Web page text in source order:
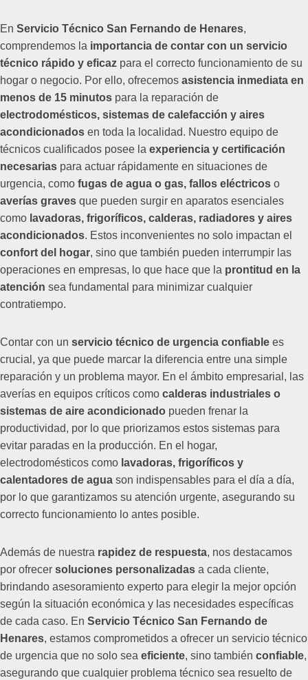
En Servicio Técnico San Fernando de Henares,
comprendemos la importancia de contar con un servicio
técnico rápido y eficaz para el correcto funcionamiento de su
hogar o negocio. Por ello, ofrecemos asistencia inmediata en
menos de 15 minutos para la reparación de
electrodomésticos, sistemas de calefacción y aires
acondicionados en toda la localidad. Nuestro equipo de
técnicos cualificados posee la experiencia y certificación
necesarias para actuar rápidamente en situaciones de
urgencia, como fugas de agua o gas, fallos eléctricos o
averías graves que pueden surgir en aparatos esenciales
como lavadoras, frigoríficos, calderas, radiadores y aires
acondicionados. Estos inconvenientes no solo impactan el
confort del hogar, sino que también pueden interrumpir las
operaciones en empresas, lo que hace que la prontitud en la
atención sea fundamental para minimizar cualquier
contratiempo.
Contar con un servicio técnico de urgencia confiable es
crucial, ya que puede marcar la diferencia entre una simple
reparación y un problema mayor. En el ámbito empresarial, las
averías en equipos críticos como calderas industriales o
sistemas de aire acondicionado pueden frenar la
productividad, por lo que priorizamos estos sistemas para
evitar paradas en la producción. En el hogar,
electrodomésticos como lavadoras, frigoríficos y
calentadores de agua son indispensables para el día a día,
por lo que garantizamos su atención urgente, asegurando su
correcto funcionamiento lo antes posible.
Además de nuestra rapidez de respuesta, nos destacamos
por ofrecer soluciones personalizadas a cada cliente,
brindando asesoramiento experto para elegir la mejor opción
según la situación económica y las necesidades específicas
de cada caso. En Servicio Técnico San Fernando de
Henares, estamos comprometidos a ofrecer un servicio técnico
de urgencia que no solo sea eficiente, sino también confiable,
asegurando que cualquier problema técnico sea resuelto de